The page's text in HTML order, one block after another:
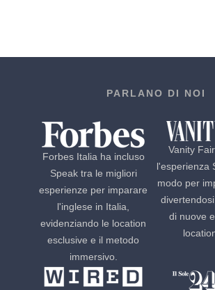
PARLANO DI NOI
Forbes Italia ha incluso
Speak tra le migliori
esperienze per imparare
l'inglese in Italia,
evidenziando le location
esclusive e il metodo
immersivo.
Vanity
l'esperienza
modo per
di nuove